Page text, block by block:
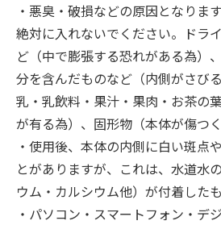
・悪臭・破損などの原因となりま
絶対に入れないでください。ドラ
ど（中で膨張する恐れがある為）
分を含んだものなど（内側がさび
乳・乳飲料・果汁・果肉・お茶の
が有る為）、固形物（本体が傷つ
・使用後、本体の内側に白い斑点
とがありますが、これは、水道水
ウム・カルシウム他）が付着した
・パソコン・スマートフォン・デ